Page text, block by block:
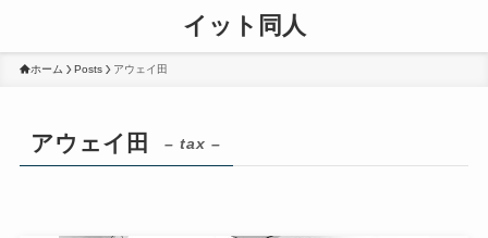
イット同人
ホーム Posts アウェイ田
アウェイ田 – tax –